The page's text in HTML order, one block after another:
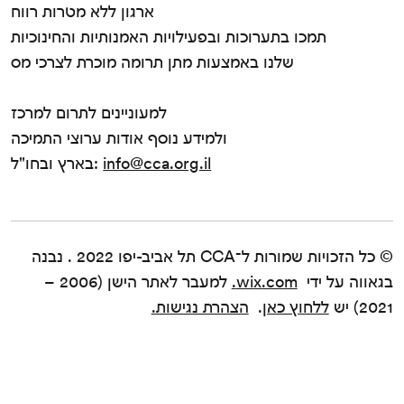
© כל הזכויות שמורות ל־CCA תל אביב-יפו 2022 . נבנה
בגאווה על ידי wix.com.
למעבר לאתר הישן (2006 –
2021) יש
ללחוץ כאן. הצהרת נגישות.
ארגון ללא מטרות רווח
תמכו בתערוכות ובפעילויות האמנותיות והחינוכיות
שלנו באמצעות מתן תרומה מוכרת לצרכי מס
למעוניינים לתרום למרכז
ולמידע נוסף אודות ערוצי התמיכה
בארץ ובחו"ל: info@cca.org.il